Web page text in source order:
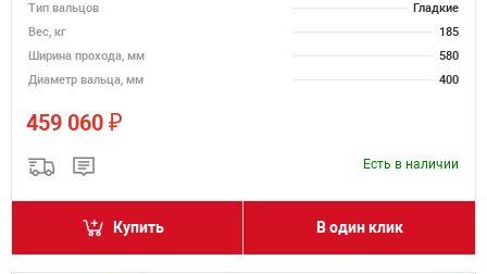
Тип вальцов
Гладкие
Вес, кг
185
Ширина прохода, мм
580
Диаметр вальца, мм
400
459 060 ₽
Есть в наличии
Купить В один клик